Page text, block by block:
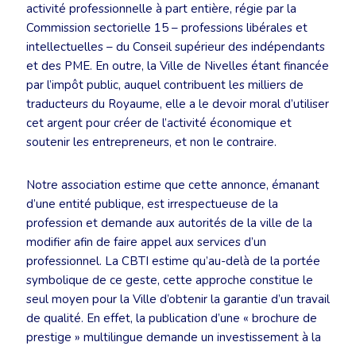
activité professionnelle à part entière, régie par la
Commission sectorielle 15 – professions libérales et
intellectuelles – du Conseil supérieur des indépendants
et des PME. En outre, la Ville de Nivelles étant financée
par l’impôt public, auquel contribuent les milliers de
traducteurs du Royaume, elle a le devoir moral d’utiliser
cet argent pour créer de l’activité économique et
soutenir les entrepreneurs, et non le contraire.
Notre association estime que cette annonce, émanant
d’une entité publique, est irrespectueuse de la
profession et demande aux autorités de la ville de la
modifier afin de faire appel aux services d’un
professionnel. La CBTI estime qu’au-delà de la portée
symbolique de ce geste, cette approche constitue le
seul moyen pour la Ville d’obtenir la garantie d’un travail
de qualité. En effet, la publication d’une « brochure de
prestige » multilingue demande un investissement à la